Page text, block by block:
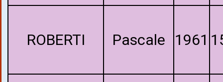
ROBERTI Pascale 1961